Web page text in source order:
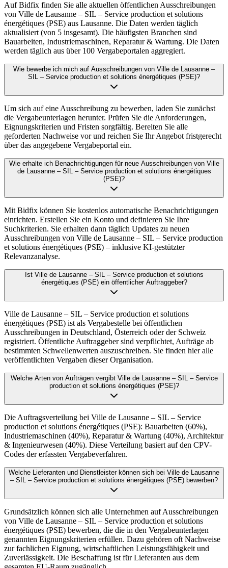
Auf Bidfix finden Sie alle aktuellen öffentlichen Ausschreibungen
von Ville de Lausanne – SIL – Service production et solutions
énergétiques (PSE) aus Lausanne. Die Daten werden täglich
aktualisiert (von 5 insgesamt). Die häufigsten Branchen sind
Bauarbeiten, Industriemaschinen, Reparatur & Wartung. Die Daten
werden täglich aus über 100 Vergabeportalen aggregiert.
Wie bewerbe ich mich auf Ausschreibungen von Ville de Lausanne –
SIL – Service production et solutions énergétiques (PSE)?
Um sich auf eine Ausschreibung zu bewerben, laden Sie zunächst
die Vergabeunterlagen herunter. Prüfen Sie die Anforderungen,
Eignungskriterien und Fristen sorgfältig. Bereiten Sie alle
geforderten Nachweise vor und reichen Sie Ihr Angebot fristgerecht
über das angegebene Vergabeportal ein.
Wie erhalte ich Benachrichtigungen für neue Ausschreibungen von Ville
de Lausanne – SIL – Service production et solutions énergétiques
(PSE)?
Mit Bidfix können Sie kostenlos automatische Benachrichtigungen
einrichten. Erstellen Sie ein Konto und definieren Sie Ihre
Suchkriterien. Sie erhalten dann täglich Updates zu neuen
Ausschreibungen von Ville de Lausanne – SIL – Service production
et solutions énergétiques (PSE) – inklusive KI-gestützter
Relevanzanalyse.
Ist Ville de Lausanne – SIL – Service production et solutions
énergétiques (PSE) ein öffentlicher Auftraggeber?
Ville de Lausanne – SIL – Service production et solutions
énergétiques (PSE) ist als Vergabestelle bei öffentlichen
Ausschreibungen in Deutschland, Österreich oder der Schweiz
registriert. Öffentliche Auftraggeber sind verpflichtet, Aufträge ab
bestimmten Schwellenwerten auszuschreiben. Sie finden hier alle
veröffentlichten Vergaben dieser Organisation.
Welche Arten von Aufträgen vergibt Ville de Lausanne – SIL – Service
production et solutions énergétiques (PSE)?
Die Auftragsverteilung bei Ville de Lausanne – SIL – Service
production et solutions énergétiques (PSE): Bauarbeiten (60%),
Industriemaschinen (40%), Reparatur & Wartung (40%), Architektur
& Ingenieurwesen (40%). Diese Verteilung basiert auf den CPV-
Codes der erfassten Vergabeverfahren.
Welche Lieferanten und Dienstleister können sich bei Ville de Lausanne
– SIL – Service production et solutions énergétiques (PSE) bewerben?
Grundsätzlich können sich alle Unternehmen auf Ausschreibungen
von Ville de Lausanne – SIL – Service production et solutions
énergétiques (PSE) bewerben, die die in den Vergabeunterlagen
genannten Eignungskriterien erfüllen. Dazu gehören oft Nachweise
zur fachlichen Eignung, wirtschaftlichen Leistungsfähigkeit und
Zuverlässigkeit. Die Beschaffung ist für Lieferanten aus dem